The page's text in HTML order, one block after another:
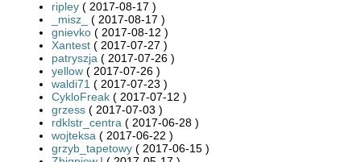
ripley ( 2017-08-17 )
_misz_
( 2017-08-17 )
gnievko ( 2017-08-12 )
Xantest ( 2017-07-27 )
patryszja ( 2017-07-26 )
yellow ( 2017-07-26 )
waldi71 ( 2017-07-23 )
CykloFreak ( 2017-07-12 )
grzess ( 2017-07-03 )
rdklstr_centra ( 2017-06-28 )
wojteksa ( 2017-06-22 )
grzyb_tapetowy ( 2017-06-15 )